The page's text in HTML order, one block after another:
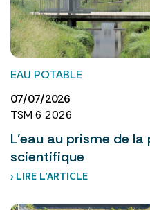
EAU POTABLE
07/07/2026
TSM 6 2026
L’eau au prisme de
scientifique
› LIRE L’ARTICLE